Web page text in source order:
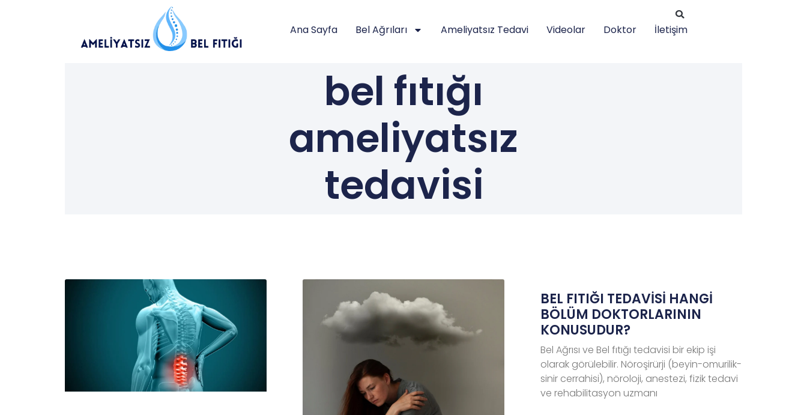
Ana Sayfa Bel Ağrıları Ameliyatsız Tedavi Videolar Doktor İletişim
bel fıtığı
ameliyatsız
tedavisi
BEL FITIĞI TEDAVİSİ HANGİ
BÖLÜM DOKTORLARININ
KONUSUDUR?
Bel Ağrısı ve Bel fıtığı tedavisi bir ekip işi
olarak görülebilir. Nöroşirürji (beyin-omurilik-
sinir cerrahisi), nöroloji, anestezi, fizik tedavi
ve rehabilitasyon uzmanı